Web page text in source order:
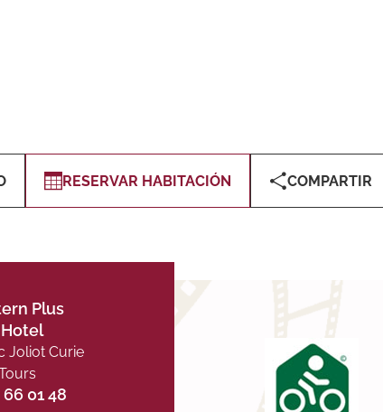
RESERVAR HABITACIÓN COMPARTIR
Plus
Joliot Curie
66 01 48